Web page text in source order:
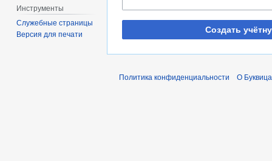
Создать
Инструменты
Служебные страницы
Версия для печати
Политика конфиденциальности О Буквица